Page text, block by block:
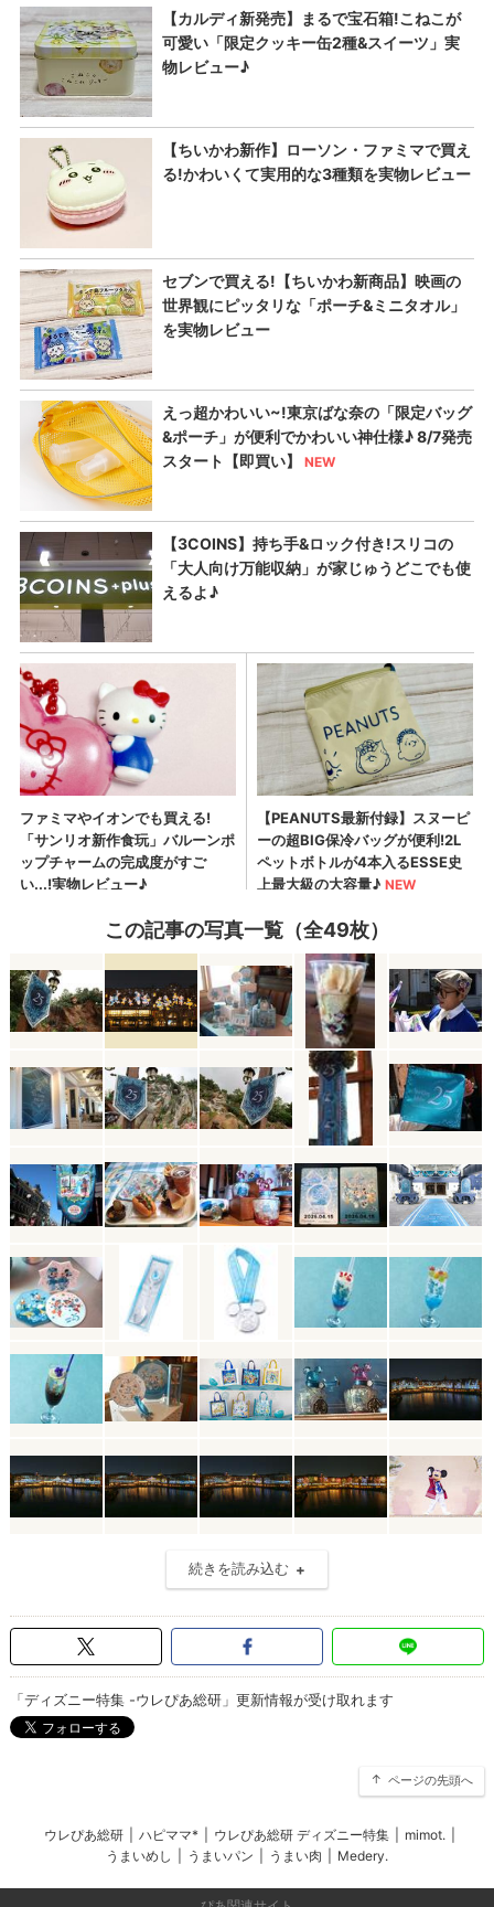
この記事の写真一覧（全49枚）
続きを読み込む
「ディズニー特集 -ウレぴあ総研」更新情報が受け取れます
ページの先頭へ
ウレぴあ総研 ハピママ* ウレぴあ総研 ディズニー特集 mimot.
うまいめし
うまいパン うまい肉 Medery.